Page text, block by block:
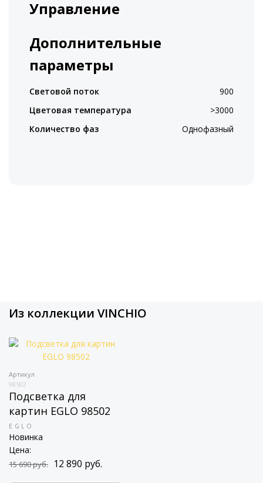
Управление
Дополнительные
параметры
Световой поток
900
Цветовая температура
>3000
Количество фаз
Однофазный
Из коллекции VINCHIO
Артикул
98502
Подсветка для
картин EGLO 98502
EGLO
Новинка
Цена:
15 690 руб. 12 890 руб.